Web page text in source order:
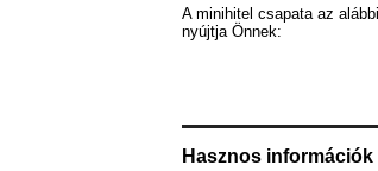
A minihitel csapata az
nyújtja Önnek:
Hasznos információk